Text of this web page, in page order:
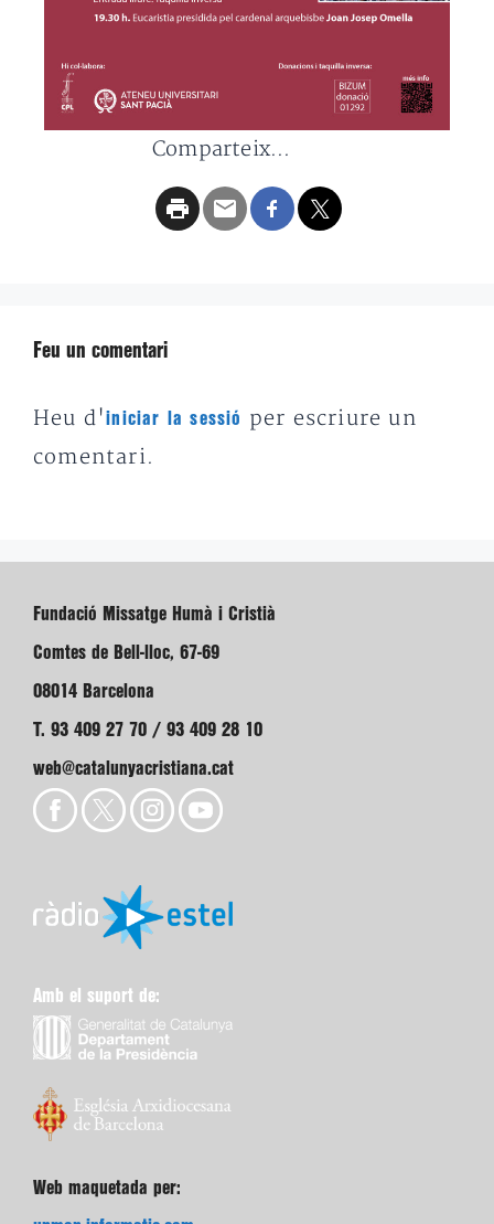
Comparteix...
Feu un comentari
Heu d'iniciar la sessió
per escriure un
comentari.
Fundació Missatge Humà i Cristià
Comtes de Bell-lloc, 67-69
08014 Barcelona
T. 93 409 27 70 / 93 409 28 10
web@catalunyacristiana.cat
Amb el suport de:
Web maquetada per: